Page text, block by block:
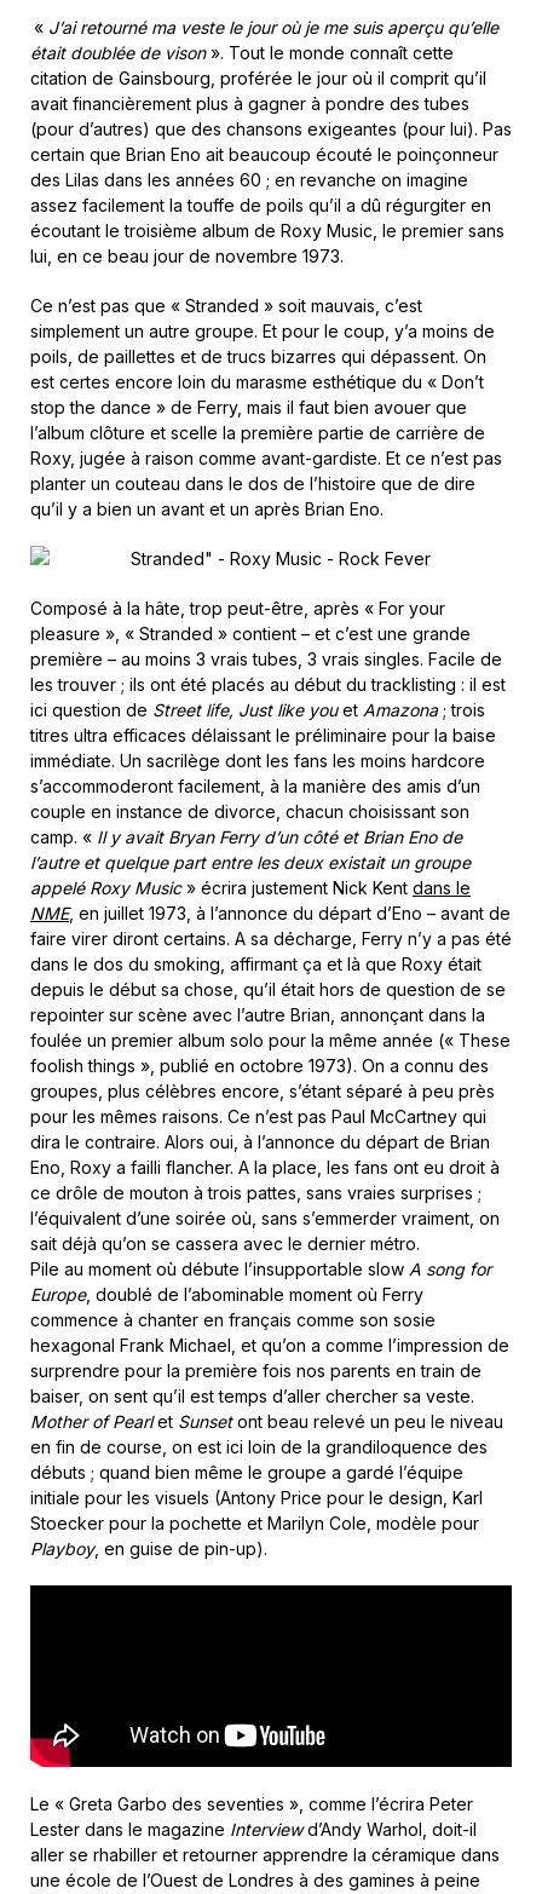
« J’ai retourné ma veste le jour où je me suis aperçu qu’elle
était doublée de vison». Tout le monde connaît cette
citation de Gainsbourg, proférée le jour où il comprit qu’il
avait financièrement plus à gagner à pondre des tubes
(pour d’autres) que des chansons exigeantes (pour lui). Pas
certain que Brian Eno ait beaucoup écouté le poinçonneur
des Lilas dans les années 60 ; en revanche on imagine
assez facilement la touffe de poils qu’il a dû régurgiter en
écoutant le troisième album de Roxy Music, le premier sans
lui, en ce beau jour de novembre 1973.
Ce n’est pas que « Stranded » soit mauvais, c’est
simplement un autre groupe. Et pour le coup, y’a moins de
poils, de paillettes et de trucs bizarres qui dépassent. On
est certes encore loin du marasme esthétique du « Don’t
stop the dance » de Ferry, mais il faut bien avouer que
l’album clôture et scelle la première partie de carrière de
Roxy, jugée à raison comme avant-gardiste. Et ce n’est pas
planter un couteau dans le dos de l’histoire que de dire
qu’il y a bien un avant et un après Brian Eno.
Composé à la hâte, trop peut-être, après « For your
pleasure », « Stranded » contient – et c’est une grande
première – au moins 3 vrais tubes, 3 vrais singles. Facile de
les trouver ; ils ont été placés au début du tracklisting : il est
ici question de Street life, Just like youet Amazona; trois
titres ultra efficaces délaissant le préliminaire pour la baise
immédiate. Un sacrilège dont les fans les moins hardcore
s’accommoderont facilement, à la manière des amis d’un
couple en instance de divorce, chacun choisissant son
camp. « Il y avait Bryan Ferry d’un côté et Brian Eno de
l’autre et quelque part entre les deux existait un groupe
appelé Roxy Music» écrira justement Nick Kent dans le
NME, en juillet 1973, à l’annonce du départ d’Eno – avant de
faire virer diront certains. A sa décharge, Ferry n’y a pas été
dans le dos du smoking, affirmant ça et là que Roxy était
depuis le début sa chose, qu’il était hors de question de se
repointer sur scène avec l’autre Brian, annonçant dans la
foulée un premier album solo pour la même année (« These
foolish things », publié en octobre 1973). On a connu des
groupes, plus célèbres encore, s’étant séparé à peu près
pour les mêmes raisons. Ce n’est pas Paul McCartney qui
dira le contraire. Alors oui, à l’annonce du départ de Brian
Eno, Roxy a failli flancher. A la place, les fans ont eu droit à
ce drôle de mouton à trois pattes, sans vraies surprises ;
l’équivalent d’une soirée où, sans s’emmerder vraiment, on
sait déjà qu’on se cassera avec le dernier métro.
Pile au moment où débute l’insupportable slow A song for
Europe, doublé de l’abominable moment où Ferry
commence à chanter en français comme son sosie
hexagonal Frank Michael, et qu’on a comme l’impression de
surprendre pour la première fois nos parents en train de
baiser, on sent qu’il est temps d’aller chercher sa veste.
Mother of Pearlet Sunsetont beau relevé un peu le niveau
en fin de course, on est ici loin de la grandiloquence des
débuts ; quand bien même le groupe a gardé l’équipe
initiale pour les visuels (Antony Price pour le design, Karl
Stoecker pour la pochette et Marilyn Cole, modèle pour
Playboy, en guise de pin-up).
Le « Greta Garbo des seventies », comme l’écrira Peter
Lester dans le magazine Interviewd’Andy Warhol, doit-il
aller se rhabiller et retourner apprendre la céramique dans
une école de l’Ouest de Londres à des gamines à peine